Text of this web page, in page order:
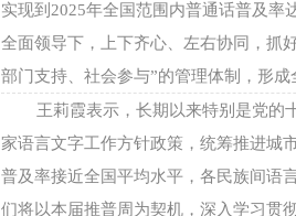
实现到2025年全国范围内普通话普及率
全面领导下，上下齐心、左右协同，抓
部门支持、社会参与”的管理体制，形
王莉霞表示，长期以来特别是党的
家语言文字工作方针政策，统筹推进城
普及率接近全国平均水平，各民族间语
们将以本届推普周为契机，深入学习贯